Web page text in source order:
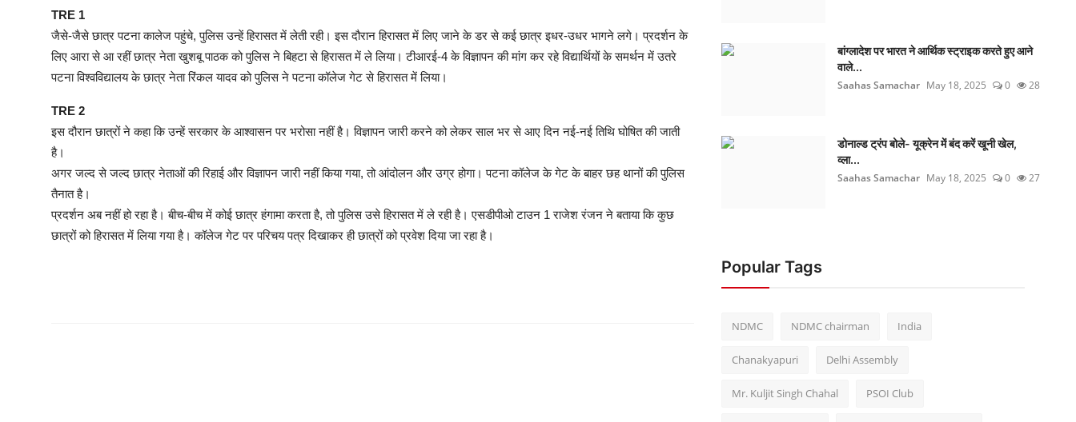
TRE 1
जैसे-जैसे छात्र पटना कालेज पहुंचे, पुलिस उन्हें हिरासत में लेती रही। इस दौरान हिरासत में लिए जाने के डर से कई छात्र इधर-उधर भागने लगे। प्रदर्शन के
लिए आरा से आ रहीं छात्र नेता खुशबू पाठक को पुलिस ने बिहटा से हिरासत में ले लिया। टीआरई-4 के विज्ञापन की मांग कर रहे विद्यार्थियों के समर्थन में उतरे
पटना विश्वविद्यालय के छात्र नेता रिंकल यादव को पुलिस ने पटना कॉलेज गेट से हिरासत में लिया।
TRE 2
इस दौरान छात्रों ने कहा कि उन्हें सरकार के आश्वासन पर भरोसा नहीं है। विज्ञापन जारी करने को लेकर साल भर से आए दिन नई-नई तिथि घोषित की जाती
है।
अगर जल्द से जल्द छात्र नेताओं की रिहाई और विज्ञापन जारी नहीं किया गया, तो आंदोलन और उग्र होगा। पटना कॉलेज के गेट के बाहर छह थानों की पुलिस
तैनात है।
प्रदर्शन अब नहीं हो रहा है। बीच-बीच में कोई छात्र हंगामा करता है, तो पुलिस उसे हिरासत में ले रही है। एसडीपीओ टाउन 1 राजेश रंजन ने बताया कि कुछ
छात्रों को हिरासत में लिया गया है। कॉलेज गेट पर परिचय पत्र दिखाकर ही छात्रों को प्रवेश दिया जा रहा है।
बांग्लादेश पर भारत ने आर्थिक स्ट्राइक करते हुए आने
वाले...
Saahas Samachar May 18, 2025 0 28
डोनाल्ड ट्रंप बोले- यूक्रेन में बंद करें खूनी खेल,
व्ला...
Saahas Samachar May 18, 2025 0 27
Popular Tags
NDMC NDMC chairman India
Chanakyapuri Delhi Assembly
Mr. Kuljit Singh Chahal PSOI Club